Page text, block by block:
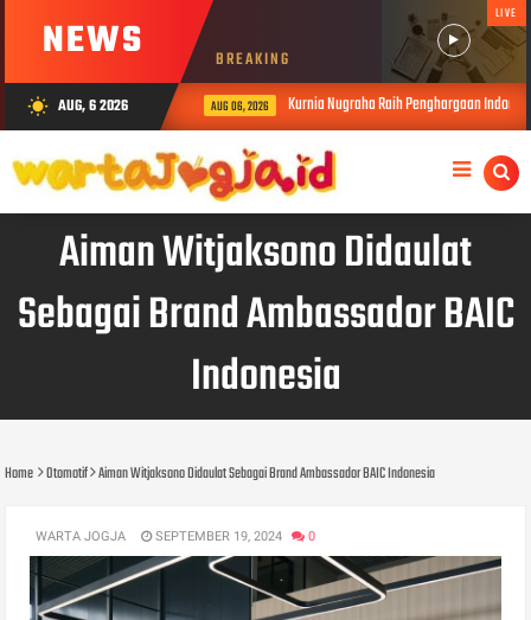
NEWS BREAKING
LIVE
wb_sunny AUG, 6 2026 AUG 06, 2026 Kurnia Nugraha Raih Penghargaan
Aiman Witjaksono Didaulat
Sebagai Brand Ambassador BAIC
Indonesia
Home Otomotif Aiman Witjaksono Didaulat Sebagai Brand Ambassador BAIC Indonesia
WARTA JOGJA SEPTEMBER 19, 2024 0